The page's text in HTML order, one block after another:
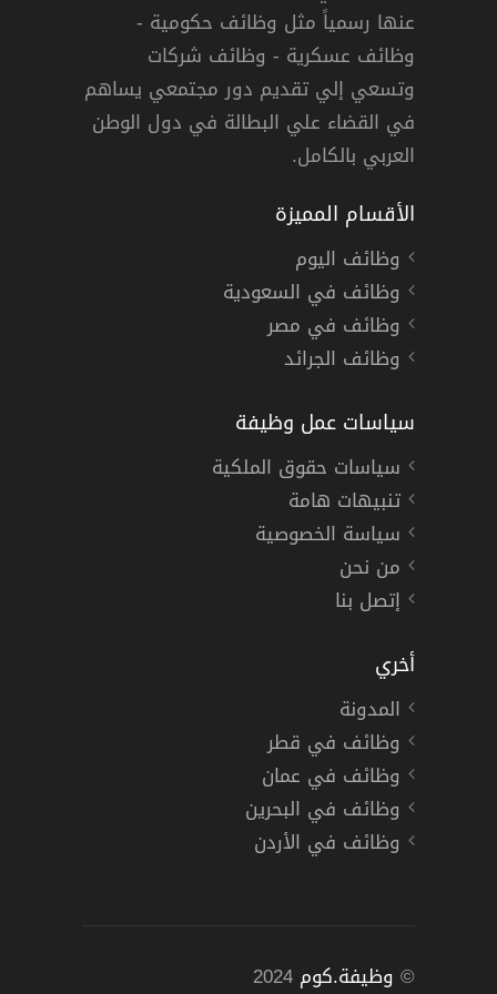
المدينة المنورة دوام كامل
عنها رسمياً مثل وظائف حكومية -
وظائف عسكرية - وظائف شركات
وتسعي إلي تقديم دور مجتمعي يساهم
في القضاء علي البطالة في دول الوطن
العربي بالكامل.
الأقسام المميزة
وظائف اليوم
وظائف في السعودية
وظائف في مصر
وظائف الجرائد
سياسات عمل وظيفة
سياسات حقوق الملكية
تنبيهات هامة
سياسة الخصوصية
من نحن
إتصل بنا
أخري
المدونة
وظائف في قطر
وظائف في عمان
وظائف في البحرين
وظائف في الأردن
© وظيفة.كوم